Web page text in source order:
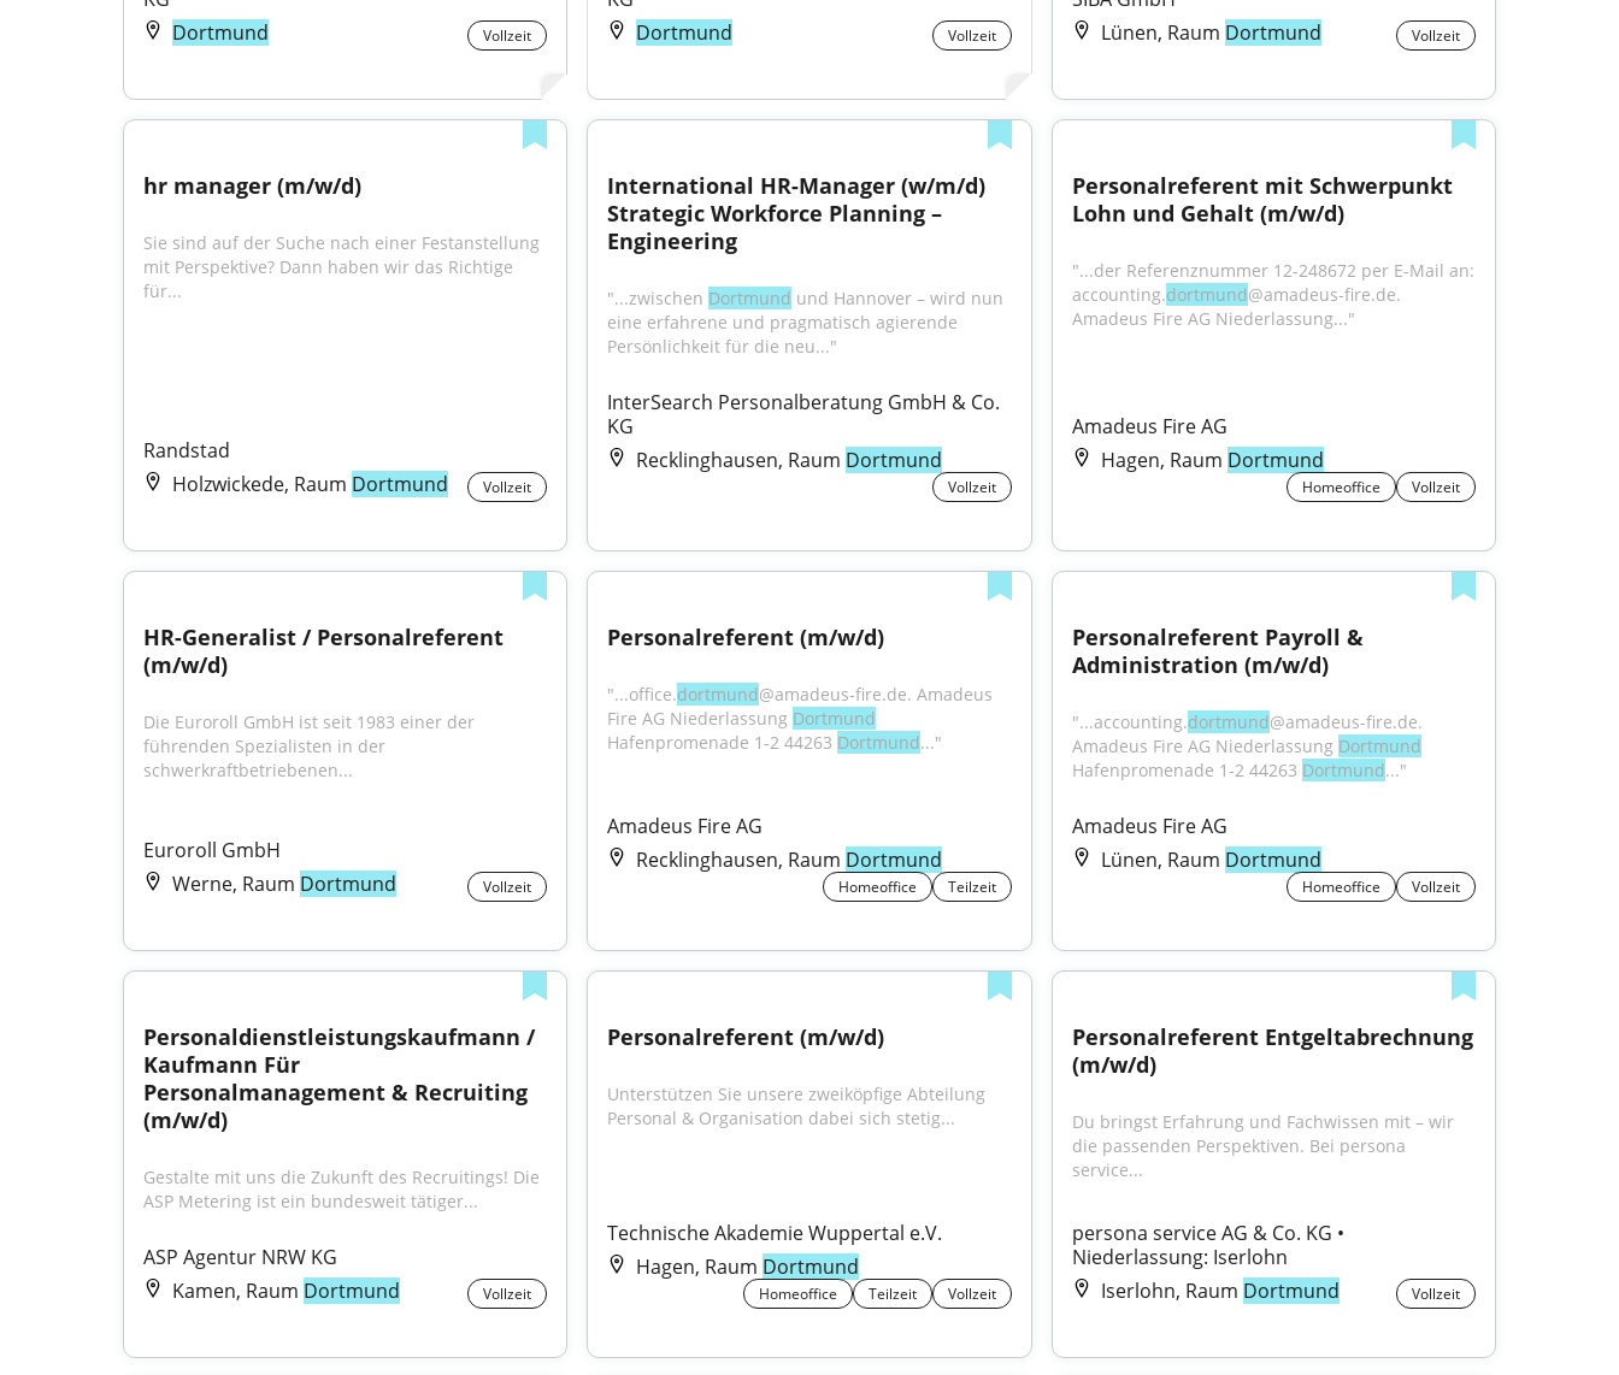
Dortmund
Vollzeit
Dortmund
Vollzeit
Lünen, Raum Dortmund Vollzeit
hr manager (m/w/d)
Sie sind auf der Suche nach einer Festanstellung
mit Perspektive? Dann haben wir das Richtige
für...
Randstad
Holzwickede, Raum Dortmund Vollzeit
International HR-Manager (w/m/d)
Strategic Workforce Planning –
Engineering
"...zwischen Dortmund und Hannover – wird nun
eine erfahrene und pragmatisch agierende
Persönlichkeit für die neu..."
InterSearch Personalberatung GmbH & Co.
KG
Recklinghausen, Raum Dortmund
Vollzeit
Personalreferent mit Schwerpunkt
Lohn und Gehalt (m/w/d)
"...der Referenznummer 12-248672 per E-Mail an:
accounting.dortmund@amadeus-fire.de.
Amadeus Fire AG Niederlassung..."
Amadeus Fire AG
Hagen, Raum Dortmund
Homeoffice Vollzeit
HR-Generalist / Personalreferent
(m/w/d)
Die Euroroll GmbH ist seit 1983 einer der
führenden Spezialisten in der
schwerkraftbetriebenen...
Euroroll GmbH
Werne, Raum Dortmund Vollzeit
Personalreferent (m/w/d)
"...office.dortmund@amadeus-fire.de. Amadeus
Fire AG Niederlassung Dortmund
Hafenpromenade 1-2 44263 Dortmund..."
Amadeus Fire AG
Recklinghausen, Raum Dortmund
Homeoffice Teilzeit
Personalreferent Payroll &
Administration (m/w/d)
"...accounting.dortmund@amadeus-fire.de.
Amadeus Fire AG Niederlassung Dortmund
Hafenpromenade 1-2 44263 Dortmund..."
Amadeus Fire AG
Lünen, Raum Dortmund
Homeoffice Vollzeit
Personaldienstleistungskaufmann /
Kaufmann Für
Personalmanagement & Recruiting
(m/w/d)
Gestalte mit uns die Zukunft des Recruitings! Die
ASP Metering ist ein bundesweit tätiger...
ASP Agentur NRW KG
Kamen, Raum Dortmund Vollzeit
Personalreferent (m/w/d)
Unterstützen Sie unsere zweiköpfige Abteilung
Personal & Organisation dabei sich stetig...
Technische Akademie Wuppertal e.V.
Hagen, Raum Dortmund
Homeoffice Teilzeit Vollzeit
Personalreferent Entgeltabrechnung
(m/w/d)
Du bringst Erfahrung und Fachwissen mit – wir
die passenden Perspektiven. Bei persona
service...
persona service AG & Co. KG •
Niederlassung: Iserlohn
Iserlohn, Raum Dortmund Vollzeit